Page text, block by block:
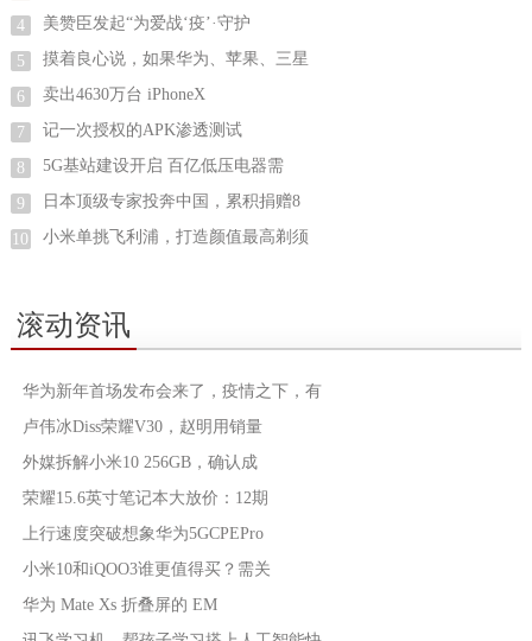
4 美赞臣发起“为爱战‘疫’·守护
5 摸着良心说，如果华为、苹果、三星
6 卖出4630万台 iPhoneX
7 记一次授权的APK渗透测试
8 5G基站建设开启 百亿低压电器需
9 日本顶级专家投奔中国，累积捐赠8
10 小米单挑飞利浦，打造颜值最高剃须
滚动资讯
华为新年首场发布会来了，疫情之下，有
卢伟冰Diss荣耀V30，赵明用销量
外媒拆解小米10 256GB，确认成
荣耀15.6英寸笔记本大放价：12期
上行速度突破想象华为5GCPEPro
小米10和iQOO3谁更值得买？需关
华为 Mate Xs 折叠屏的 EM